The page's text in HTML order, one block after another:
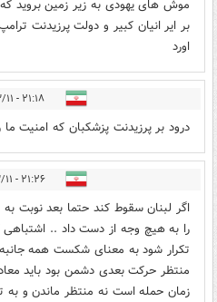
موش های یهودی به زیر زمین بروید
بر ایر انیان کبیر و دولت پرزیدنت
اورد
۲۱:۱۸ - ۱۴۰۵/۰۳/۱۱
درود بر پرزیدنت پزشکبان که امنیت ما
۲۱:۲۶ - ۱۴۰۵/۰۳/۱۱
اگر لبنان سقوط کند حتما بعد نوبت
را به هیچ وجه از دست داد .. اشتباهی
تکرار شود به معنای شکست همه
منتظر حرکت بعدی دشمن بود باید
زمان حمله است نه منتظر ماندن و به